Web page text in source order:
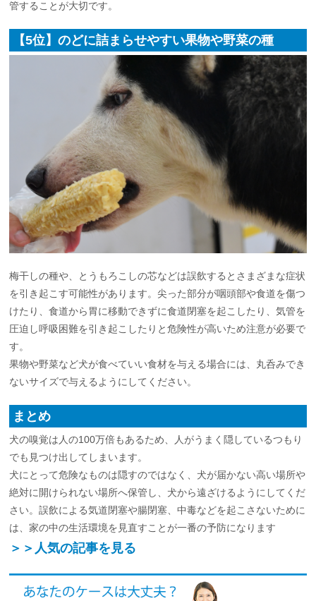
管することが大切です。
【5位】のどに詰まらせやすい果物や野菜の種
梅干しの種や、とうもろこしの芯などは誤飲するとさまざまな症状
を引き起こす可能性があります。尖った部分が咽頭部や食道を傷つ
けたり、食道から胃に移動できずに食道閉塞を起こしたり、気管を
圧迫し呼吸困難を引き起こしたりと危険性が高いため注意が必要で
す。
果物や野菜など犬が食べていい食材を与える場合には、丸呑みでき
ないサイズで与えるようにしてください。
まとめ
犬の嗅覚は人の100万倍もあるため、人がうまく隠しているつもり
でも見つけ出してしまいます。
犬にとって危険なものは隠すのではなく、犬が届かない高い場所や
絶対に開けられない場所へ保管し、犬から遠ざけるようにしてくだ
さい。誤飲による気道閉塞や腸閉塞、中毒などを起こさないために
は、家の中の生活環境を見直すことが一番の予防になります
＞＞人気の記事を見る